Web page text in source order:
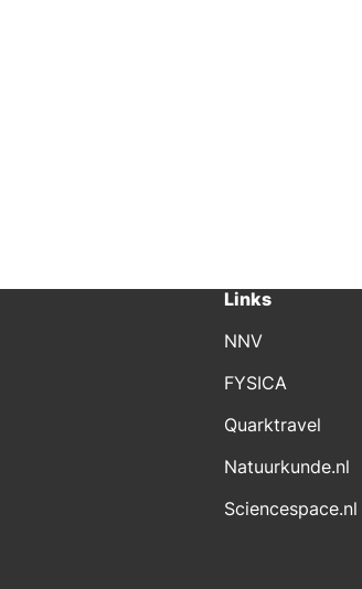
Links
NNV
FYSICA
Quarktravel
Natuurkunde.nl
Sciencespace.nl